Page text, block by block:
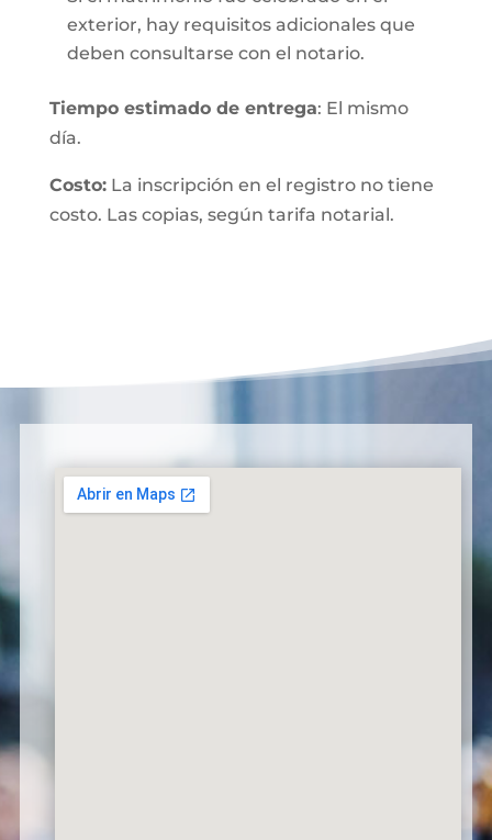
exterior, hay requisitos adicionales que
deben consultarse con el notario.
Tiempo estimado de entrega: El mismo
día.
Costo:La inscripción en el registro no tiene
costo. Las copias, según tarifa notarial.